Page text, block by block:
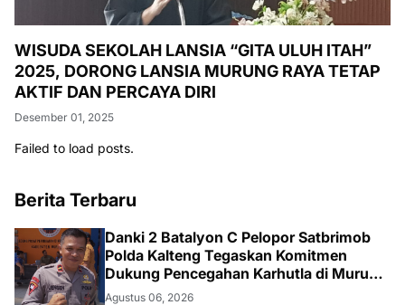
WISUDA SEKOLAH LANSIA “GITA ULUH ITAH”
2025, DORONG LANSIA MURUNG RAYA TETAP
AKTIF DAN PERCAYA DIRI
Desember 01, 2025
Failed to load posts.
Berita Terbaru
Danki 2 Batalyon C Pelopor Satbrimob
Polda Kalteng Tegaskan Komitmen
Dukung Pencegahan Karhutla di Murung
Raya
Agustus 06, 2026